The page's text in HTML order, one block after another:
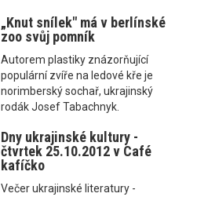
„Knut snílek" má v berlínské
zoo svůj pomník
Autorem plastiky znázorňující
populární zvíře na ledové kře je
norimberský sochař, ukrajinský
rodák Josef Tabachnyk.
Dny ukrajinské kultury -
čtvrtek 25.10.2012 v Café
kafíčko
Večer ukrajinské literatury -